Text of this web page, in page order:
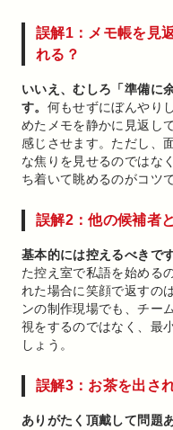
誤解1：メモ帳を見
れる？
いいえ、むしろ「準備に
す。 何もせずにぼんやり
めたメモを静かに見返し
感じさせます。ただし、
な焦りを見せるのではな
ち着いて眺めるのがコツで
誤解2：他の候補者
基本的には控えるべきで
た控え室で私語を始める
れた場合に笑顔で返すの
ンの制作現場でも、チー
視をするのではなく、最
しょう。
誤解3：お茶を出さ
ありがたく頂戴して問題